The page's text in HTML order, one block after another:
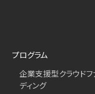
プログラム
企業支援型クラウドフ
ディング